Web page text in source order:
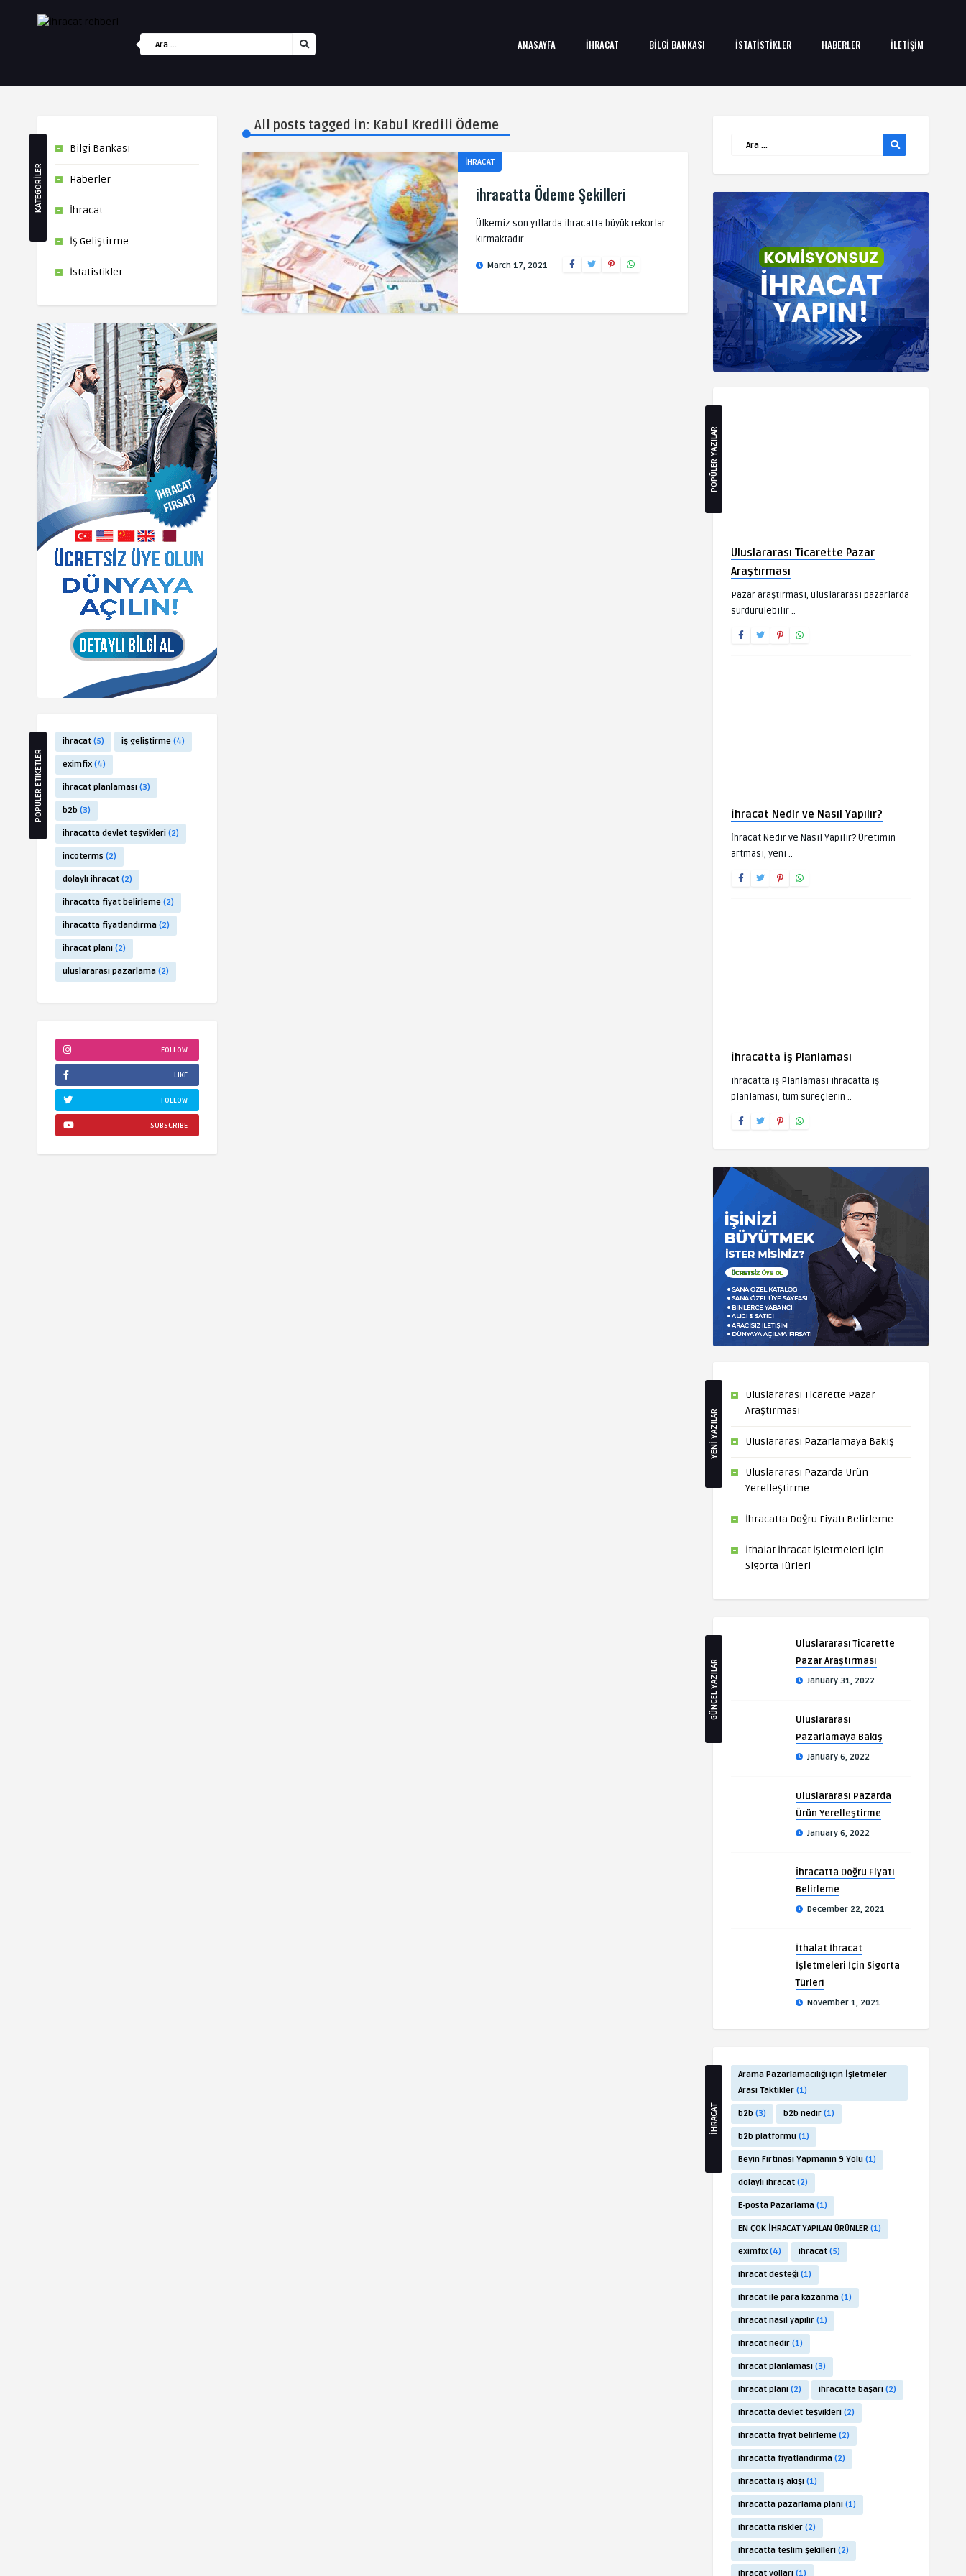
ANASAYFA İHRACAT BİLGİ BANKASI İSTATİSTİKLER HABERLER İLETİŞİM
KATEGORİLER
Bilgi Bankası
Haberler
İhracat
İş Geliştirme
İstatistikler
POPULER ETIKETLER
ihracat (5) iş geliştirme (4)
eximfix (4)
ihracat planlaması (3)
b2b (3)
ihracatta devlet teşvikleri (2)
incoterms (2)
dolaylı ihracat (2)
ihracatta fiyat belirleme (2)
ihracatta fiyatlandırma (2)
ihracat planı (2)
uluslararası pazarlama (2)
FOLLOW
LIKE
FOLLOW
SUBSCRIBE
All posts tagged in: Kabul Kredili Ödeme
İHRACAT
ihracatta Ödeme Şekilleri
Ülkemiz son yıllarda ihracatta büyük rekorlar
kırmaktadır. ..
March 17, 2021
POPÜLER YAZILAR
Uluslararası Ticarette Pazar
Araştırması
Pazar araştırması, uluslararası pazarlarda
sürdürülebilir ..
İhracat Nedir ve Nasıl Yapılır?
İhracat Nedir ve Nasıl Yapılır? Üretimin
artması, yeni ..
İhracatta İş Planlaması
ihracatta iş Planlaması ihracatta iş
planlaması, tüm süreçlerin ..
YENİ YAZILAR
Uluslararası Ticarette Pazar
Araştırması
Uluslararası Pazarlamaya Bakış
Uluslararası Pazarda Ürün
Yerelleştirme
İhracatta Doğru Fiyatı Belirleme
İthalat İhracat İşletmeleri İçin
Sigorta Türleri
GÜNCEL YAZILAR
Uluslararası Ticarette
Pazar Araştırması
January 31, 2022
Uluslararası
Pazarlamaya Bakış
January 6, 2022
Uluslararası Pazarda
Ürün Yerelleştirme
January 6, 2022
İhracatta Doğru Fiyatı
Belirleme
December 22, 2021
İthalat İhracat
İşletmeleri İçin Sigorta
Türleri
November 1, 2021
İHRACAT
Arama Pazarlamacılığı için İşletmeler
Arası Taktikler (1)
b2b (3) b2b nedir (1)
b2b platformu (1)
Beyin Fırtınası Yapmanın 9 Yolu (1)
dolaylı ihracat (2)
E-posta Pazarlama (1)
EN ÇOK İHRACAT YAPILAN ÜRÜNLER (1)
eximfix (4) ihracat (5)
ihracat desteği (1)
ihracat ile para kazanma (1)
ihracat nasıl yapılır (1)
ihracat nedir (1)
ihracat planlaması (3)
ihracat planı (2) ihracatta başarı (2)
ihracatta devlet teşvikleri (2)
ihracatta fiyat belirleme (2)
ihracatta fiyatlandırma (2)
ihracatta iş akışı (1)
ihracatta pazarlama planı (1)
ihracatta riskler (2)
ihracatta teslim şekilleri (2)
ihracat yolları (1)